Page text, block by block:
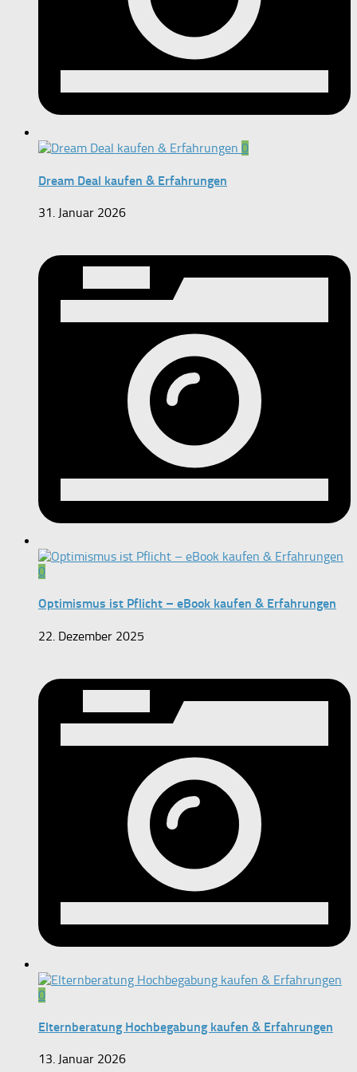
0
Dream Deal kaufen & Erfahrungen
31. Januar 2026
0
Optimismus ist Pflicht – eBook kaufen & Erfahrungen
22. Dezember 2025
0
Elternberatung Hochbegabung kaufen & Erfahrungen
13. Januar 2026